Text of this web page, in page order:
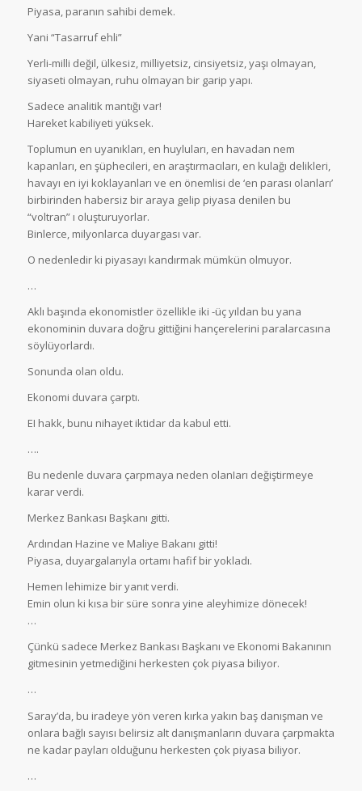
Piyasa, paranın sahibi demek.
Yani “Tasarruf ehli”
Yerli-milli değil, ülkesiz, milliyetsiz, cinsiyetsiz, yaşı olmayan,
siyaseti olmayan, ruhu olmayan bir garip yapı.
Sadece analitik mantığı var!
Hareket kabiliyeti yüksek.
Toplumun en uyanıkları, en huyluları, en havadan nem
kapanları, en şüphecileri, en araştırmacıları, en kulağı delikleri,
havayı en iyi koklayanları ve en önemlisi de ‘en parası olanları’
birbirinden habersiz bir araya gelip piyasa denilen bu
“voltran” ı oluşturuyorlar.
Binlerce, milyonlarca duyargası var.
O nedenledir ki piyasayı kandırmak mümkün olmuyor.
…
Aklı başında ekonomistler özellikle iki -üç yıldan bu yana
ekonominin duvara doğru gittiğini hançerelerini paralarcasına
söylüyorlardı.
Sonunda olan oldu.
Ekonomi duvara çarptı.
EI hakk, bunu nihayet iktidar da kabul etti.
….
Bu nedenle duvara çarpmaya neden olanIarı değiştirmeye
karar verdi.
Merkez Bankası Başkanı gitti.
Ardından Hazine ve Maliye Bakanı gitti!
Piyasa, duyargalarıyla ortamı hafif bir yokladı.
Hemen lehimize bir yanıt verdi.
Emin olun ki kısa bir süre sonra yine aleyhimize dönecek!
…
Çünkü sadece Merkez Bankası Başkanı ve Ekonomi Bakanının
gitmesinin yetmediğini herkesten çok piyasa biliyor.
…
Saray’da, bu iradeye yön veren kırka yakın baş danışman ve
onlara bağlı sayısı belirsiz alt danışmanların duvara çarpmakta
ne kadar payları olduğunu herkesten çok piyasa biliyor.
…